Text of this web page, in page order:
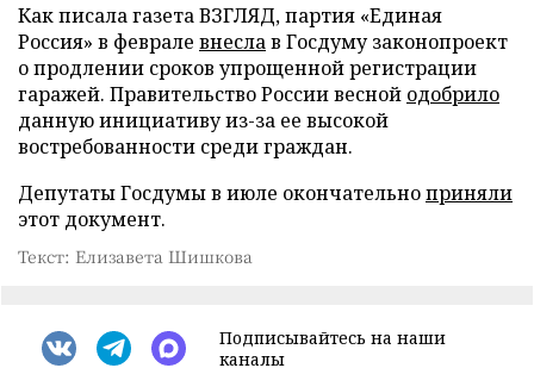
Как писала газета ВЗГЛЯД, партия «Единая
Россия» в феврале внеслав Госдуму законопроект
о продлении сроков упрощенной регистрации
гаражей. Правительство России весной одобрило
данную инициативу из-за ее высокой
востребованности среди граждан.
Депутаты Госдумы в июле окончательноприняли
этот документ.
Текст: Елизавета Шишкова
Подписывайтесь на наши
каналы